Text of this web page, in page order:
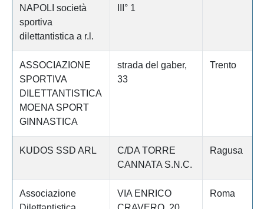
NAPOLI società
sportiva
dilettantistica a r.l.
III° 1
ASSOCIAZIONE
SPORTIVA
DILETTANTISTICA
MOENA SPORT
GINNASTICA
strada del gaber,
33
Trento
KUDOS SSD ARL
C/DA TORRE
CANNATA S.N.C.
Ragusa
Associazione
VIA ENRICO
Roma